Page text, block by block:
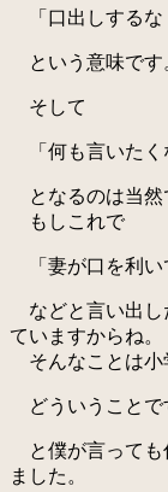
「口出しするな
という意味です
そして
「何も言いたく
となるのは当然
もしこれで
「妻が口を利い
などと言い出し
ていますからね。
そんなことは小
どういうことで
と僕が言っても
ました。